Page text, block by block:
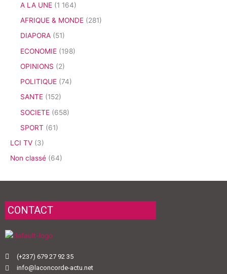
A LA UNE (1 164)
AFRIQUE & MONDE (281)
DIAPORA (51)
ECONOMIE (198)
OPINIONS (2)
POLITIQUE (74)
SANTE (152)
SOCIETE (658)
SPORT (61)
LCI TV (3)
Non classé (64)
CONTACT
(+237) 679 27 92 35
info@laconcorde-actu.net